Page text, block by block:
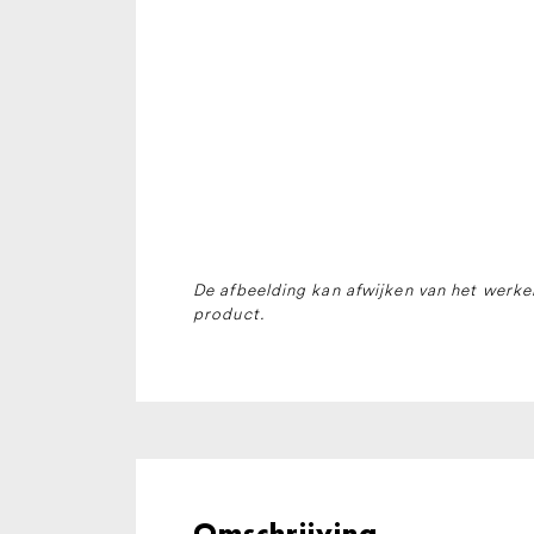
De afbeelding kan afwijken van het
product.